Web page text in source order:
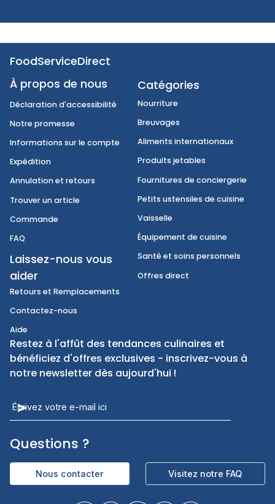
FoodServiceDirect
À propos de nous
Notre promesse
Informations sur le compte
Produits jetables